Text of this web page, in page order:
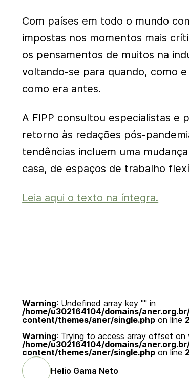
Com países em todo o mundo
impostas nos momentos mais
os pensamentos de muitos na
voltando-se para quando, como
como era antes.
A FIPP consultou especialistas e
retorno às redações pós-
tendências incluem uma
casa, de espaços de trabalho
Leia aqui o texto na íntegra.
Warning: Undefined array key "" in
/home/u302164104/domains/
content/themes/aner/single.php on line
Warning: Trying to access array offset on
/home/u302164104/domains/
content/themes/aner/single.php on line
Helio Gama Neto